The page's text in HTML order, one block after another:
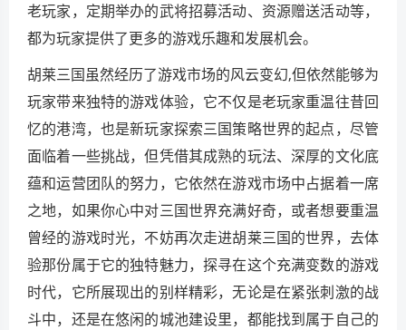
老玩家，定期举办的武将招募活动、资源赠送活动等，
都为玩家提供了更多的游戏乐趣和发展机会。
胡莱三国虽然经历了游戏市场的风云变幻,但依然能够为
玩家带来独特的游戏体验，它不仅是老玩家重温往昔回
忆的港湾，也是新玩家探索三国策略世界的起点，尽管
面临着一些挑战，但凭借其成熟的玩法、深厚的文化底
蕴和运营团队的努力，它依然在游戏市场中占据着一席
之地，如果你心中对三国世界充满好奇，或者想要重温
曾经的游戏时光，不妨再次走进胡莱三国的世界，去体
验那份属于它的独特魅力，探寻在这个充满变数的游戏
时代，它所展现出的别样精彩，无论是在紧张刺激的战
斗中，还是在悠闲的城池建设里，都能找到属于自己的